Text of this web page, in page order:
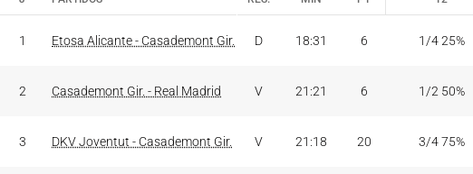
1 Etosa Alicante - Casademont Gir. D 18:31 6 1/4 25%
2 Casademont Gir. - Real Madrid V 21:21 6 1/2 50%
3 DKV Joventut - Casademont Gir. V 21:18 20 3/4 75%